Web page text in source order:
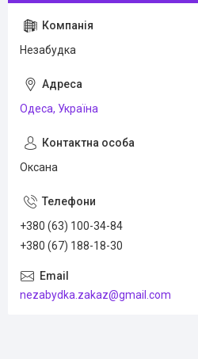
Незабудка
Одеса, Україна
Оксана
+380 (63) 100-34-84
+380 (67) 188-18-30
nezabydka.zakaz@gmail.com